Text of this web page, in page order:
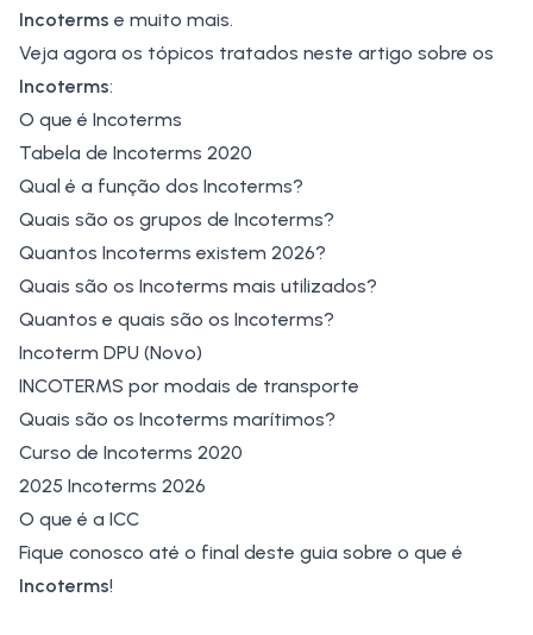
Incoterms e muito mais.
Veja agora os tópicos tratados neste artigo sobre os
Incoterms:
O que é Incoterms
Tabela de Incoterms 2020
Qual é a função dos Incoterms?
Quais são os grupos de Incoterms?
Quantos Incoterms existem 2026?
Quais são os Incoterms mais utilizados?
Quantos e quais são os Incoterms?
Incoterm DPU (Novo)
INCOTERMS por modais de transporte
Quais são os Incoterms marítimos?
Curso de Incoterms 2020
2025 Incoterms 2026
O que é a ICC
Fique conosco até o final deste guia sobre o que é
Incoterms!